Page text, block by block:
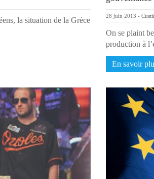
la situation de la Grèce
28 juin 2013 -
On se plaint
production à
En savoir